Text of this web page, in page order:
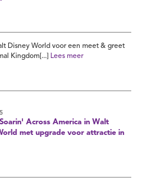
Disney World voor een meet & greet
Kingdom[...]
Lees meer
Across America in Walt
met upgrade voor attractie in